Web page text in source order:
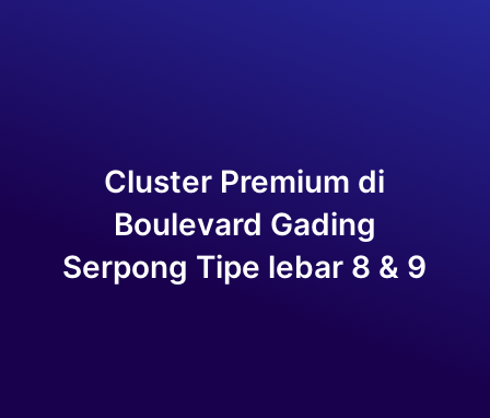
Cluster Premium di
Boulevard Gading
Serpong Tipe lebar 8 & 9